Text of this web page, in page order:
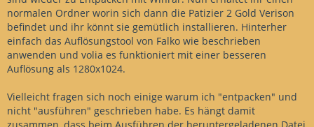
normalen Ordner worin sich dann die Patizier 2 Gold Verison
befindet und ihr könnt sie gemütlich installieren. Hinterher
einfach das Auflösungstool von Falko wie beschrieben
anwenden und volia es funktioniert mit einer besseren
Auflösung als 1280x1024.
Vielleicht fragen sich noch einige warum ich "entpacken" und
nicht "ausführen" geschrieben habe. Es hängt damit